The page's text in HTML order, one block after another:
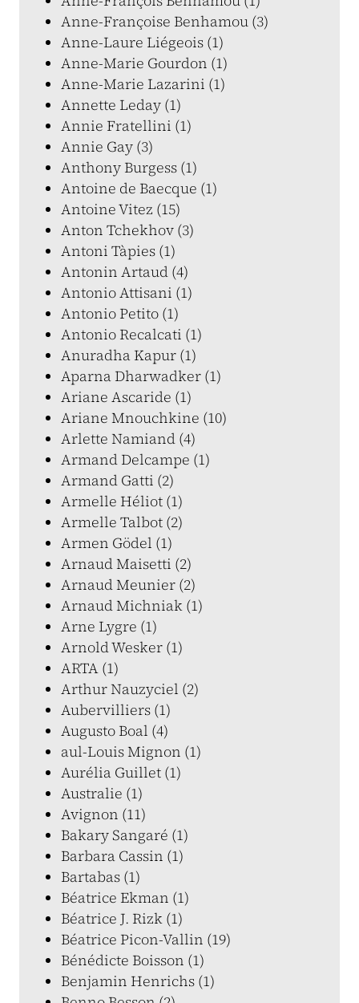
Anne-Françoise Benhamou (3)
Anne-Laure Liégeois (1)
Anne-Marie Gourdon (1)
Anne-Marie Lazarini (1)
Annette Leday (1)
Annie Fratellini (1)
Annie Gay (3)
Anthony Burgess (1)
Antoine de Baecque (1)
Antoine Vitez (15)
Anton Tchekhov (3)
Antoni Tàpies (1)
Antonin Artaud (4)
Antonio Attisani (1)
Antonio Petito (1)
Antonio Recalcati (1)
Anuradha Kapur (1)
Aparna Dharwadker (1)
Ariane Ascaride (1)
Ariane Mnouchkine (10)
Arlette Namiand (4)
Armand Delcampe (1)
Armand Gatti (2)
Armelle Héliot (1)
Armelle Talbot (2)
Armen Gödel (1)
Arnaud Maisetti (2)
Arnaud Meunier (2)
Arnaud Michniak (1)
Arne Lygre (1)
Arnold Wesker (1)
ARTA (1)
Arthur Nauzyciel (2)
Aubervilliers (1)
Augusto Boal (4)
aul-Louis Mignon (1)
Aurélia Guillet (1)
Australie (1)
Avignon (11)
Bakary Sangaré (1)
Barbara Cassin (1)
Bartabas (1)
Béatrice Ekman (1)
Béatrice J. Rizk (1)
Béatrice Picon-Vallin (19)
Bénédicte Boisson (1)
Benjamin Henrichs (1)